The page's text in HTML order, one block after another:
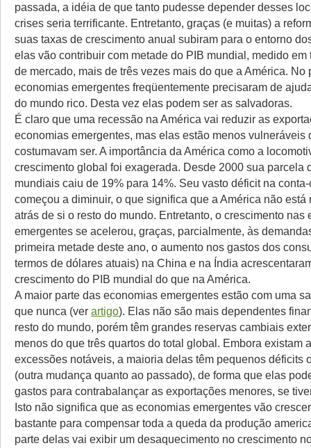
passada, a idéia de que tanto pudesse depender desses
crises seria terrificante. Entretanto, graças (e muitas) a
suas taxas de crescimento anual subiram para o entorno
elas vão contribuir com metade do PIB mundial, medido em
de mercado, mais de três vezes mais do que a América. No
economias emergentes freqüentemente precisaram de
do mundo rico. Desta vez elas podem ser as salvadoras.
É claro que uma recessão na América vai reduzir as
economias emergentes, mas elas estão menos vulneráveis
costumavam ser. A importância da América como a
crescimento global foi exagerada. Desde 2000 sua parcela
mundiais caiu de 19% para 14%. Seu vasto déficit na
começou a diminuir, o que significa que a América não está
atrás de si o resto do mundo. Entretanto, o crescimento nas
emergentes se acelerou, graças, parcialmente, às
primeira metade deste ano, o aumento nos gastos dos
termos de dólares atuais) na China e na Índia
crescimento do PIB mundial do que na América.
A maior parte das economias emergentes estão com uma
que nunca (ver artigo). Elas não são mais dependentes
resto do mundo, porém têm grandes reservas cambiais
menos do que três quartos do total global. Embora existam
excessões notáveis, a maioria delas têm pequenos déficits
(outra mudança quanto ao passado), de forma que elas
gastos para contrabalançar as exportações menores, se
Isto não significa que as economias emergentes vão
bastante para compensar toda a queda da produção
parte delas vai exibir um desaquecimento no crescimento